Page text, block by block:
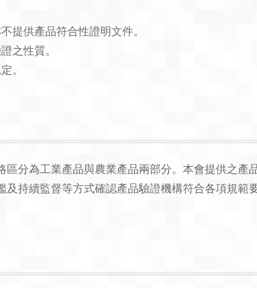
提供產品符合性證明文件。
之性質。
。
分為工業產品與農業產品兩部分。本會提供之產
及持續監督等方式確認產品驗證機構符合各項規範